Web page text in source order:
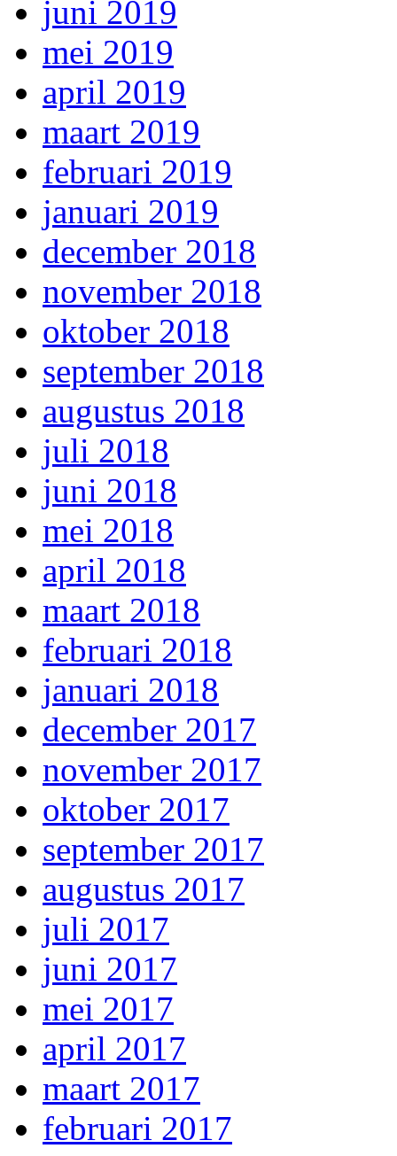
juni 2019
mei 2019
april 2019
maart 2019
februari 2019
januari 2019
december 2018
november 2018
oktober 2018
september 2018
augustus 2018
juli 2018
juni 2018
mei 2018
april 2018
maart 2018
februari 2018
januari 2018
december 2017
november 2017
oktober 2017
september 2017
augustus 2017
juli 2017
juni 2017
mei 2017
april 2017
maart 2017
februari 2017